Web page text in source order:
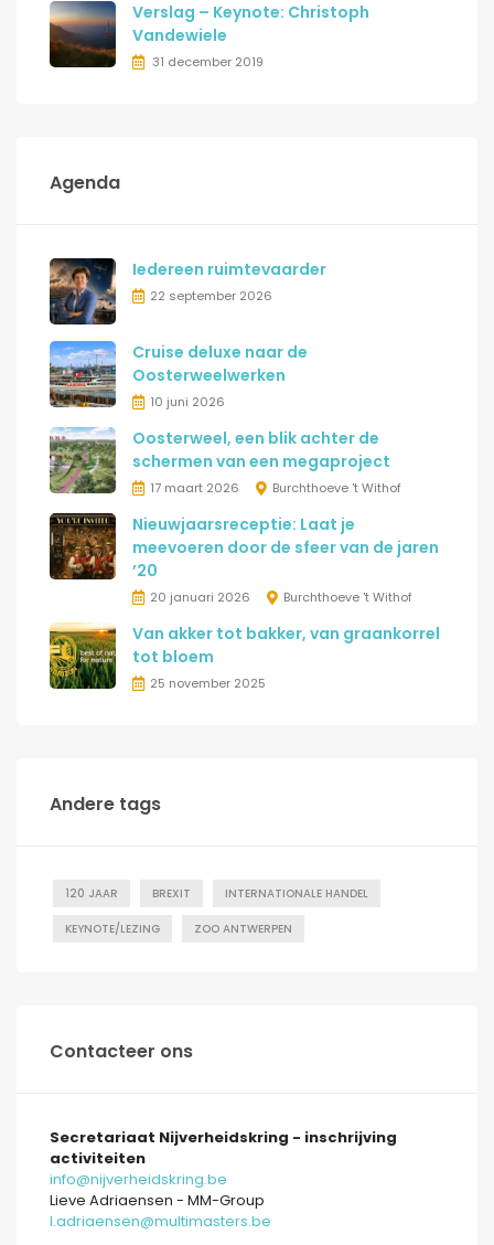
Verslag – Keynote: Christoph
Vandewiele
31 december 2019
Agenda
Iedereen ruimtevaarder
22 september 2026
Cruise deluxe naar de
Oosterweelwerken
10 juni 2026
Oosterweel, een blik achter de
schermen van een megaproject
17 maart 2026 Burchthoeve 't Withof
Nieuwjaarsreceptie: Laat je
meevoeren door de sfeer van de jaren
’20
20 januari 2026 Burchthoeve 't Withof
Van akker tot bakker, van graankorrel
tot bloem
25 november 2025
Andere tags
120 JAAR BREXIT INTERNATIONALE HANDEL
KEYNOTE/LEZING ZOO ANTWERPEN
Contacteer ons
Secretariaat Nijverheidskring - inschrijving
activiteiten
info@nijverheidskring.be
Lieve Adriaensen - MM-Group
l.adriaensen@multimasters.be